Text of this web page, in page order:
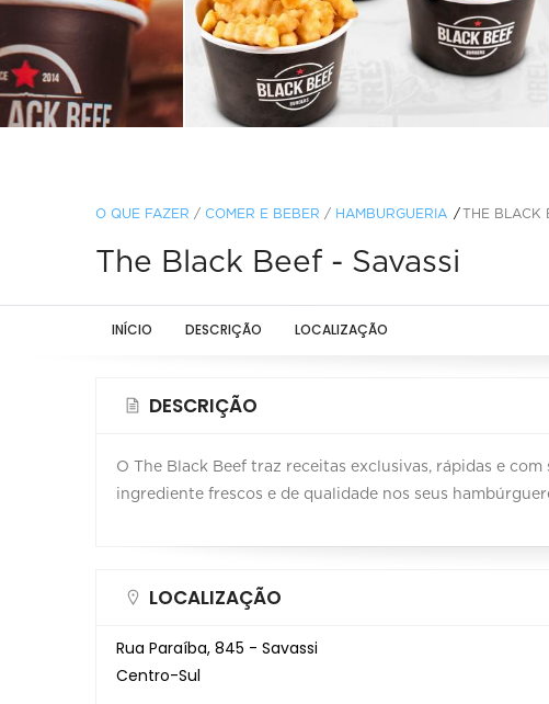
O QUE FAZER / COMER E BEBER / HAMBURGUERIA THE BLACK
The Black Beef - Savassi
INÍCIO DESCRIÇÃO LOCALIZAÇÃO
DESCRIÇÃO
O The Black Beef traz receitas exclusivas, rápidas e
ingrediente frescos e de qualidade nos seus
LOCALIZAÇÃO
Rua Paraíba, 845 - Savassi
Centro-Sul